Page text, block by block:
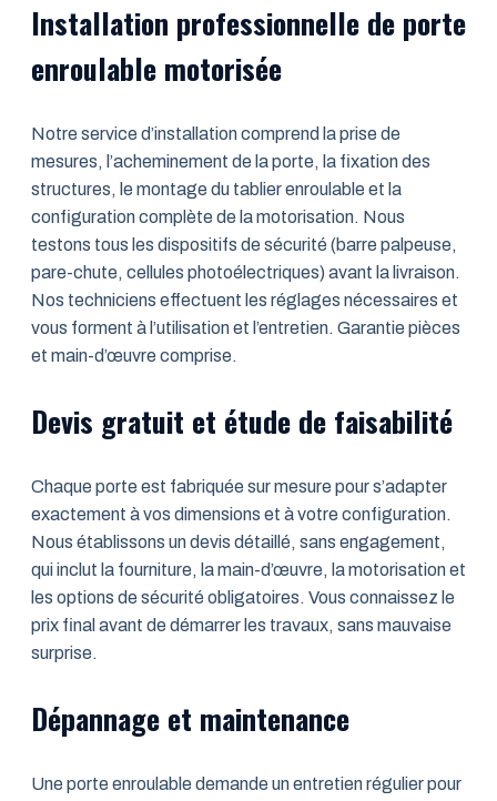
Installation professionnelle de porte
enroulable motorisée
Notre service d’installation comprend la prise de
mesures, l’acheminement de la porte, la fixation des
structures, le montage du tablier enroulable et la
configuration complète de la motorisation. Nous
testons tous les dispositifs de sécurité (barre palpeuse,
pare-chute, cellules photoélectriques) avant la livraison.
Nos techniciens effectuent les réglages nécessaires et
vous forment à l’utilisation et l’entretien. Garantie pièces
et main-d’œuvre comprise.
Devis gratuit et étude de faisabilité
Chaque porte est fabriquée sur mesure pour s’adapter
exactement à vos dimensions et à votre configuration.
Nous établissons un devis détaillé, sans engagement,
qui inclut la fourniture, la main-d’œuvre, la motorisation et
les options de sécurité obligatoires. Vous connaissez le
prix final avant de démarrer les travaux, sans mauvaise
surprise.
Dépannage et maintenance
Une porte enroulable demande un entretien régulier pour